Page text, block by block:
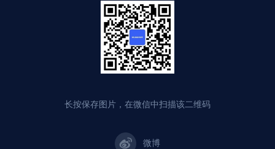
长按保存图片，在微信中扫描该二维码
微博